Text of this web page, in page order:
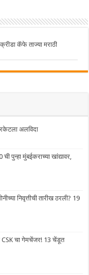
कॅफे ताज्या मराठी
अलविदा
पुन्हा मुंबईकराच्या खांद्यावर,
निवृत्तीची तारीख ठरली? 19
CSK चा गेमचेंजर! 13 चेंडूत